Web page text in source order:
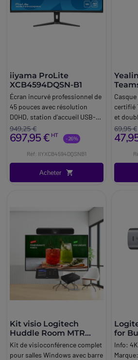
iiyama ProLite
XCB4594DQSN-B1
Écran incurvé professionnel de
45 pouces avec résolution
DQHD, station d'accueil USB-C,
KVM et LAN, conçu pour le
multitâche avancé et les postes
949,25 €
697,95 € HT -26%
Réf: IIYXCB4594DQSNB1
Acheter
certifié
et
de bruit
69,95 €
Kit visio Logitech
Huddle Room MTR
Windows
Kit de visioconférence complet
pour salles Windows avec barre
for
Info:4K
Marque: